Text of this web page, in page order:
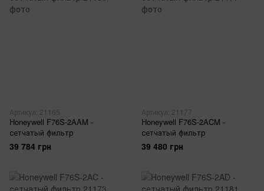
Артикул: 21165
Honeywell F76S-2AAM -
сетчатый фильтр
39 784 грн
Артикул: 21177
Honeywell F76S-2ACM -
сетчатый фильтр
39 480 грн